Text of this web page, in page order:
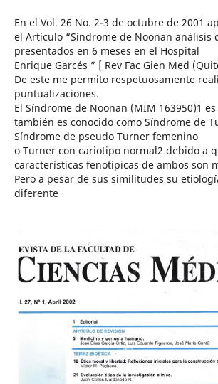
En el Vol. 26 No. 2-3 de octubre de 2001
el Artículo “Síndrome de Noonan análisis
presentados en 6 meses en el Hospital
Enrique Garcés ” [ Rev Fac Gien Med
De este me permito respetuosamente
puntualizaciones.
El Síndrome de Noonan (MIM 163950)1
también es conocido como Síndrome de
Síndrome de pseudo Turner femenino
o Turner con cariotipo normal2 debido a
características fenotípicas de ambos son
Pero a pesar de sus similitudes su
diferente